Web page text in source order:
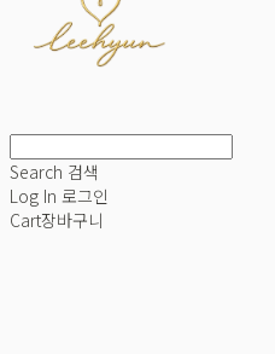
Search 검색
Log In 로그인
Cart장바구니